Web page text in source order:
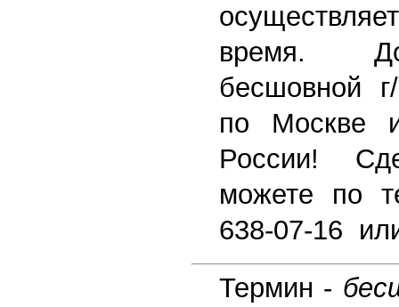
время.
бесшовной
по Москве
России!
можете по
638-07-16
Термин -